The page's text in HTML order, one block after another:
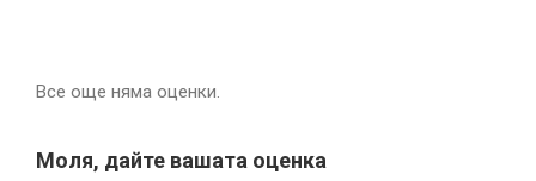
Все още няма оценки.
Моля, дайте вашата оценка